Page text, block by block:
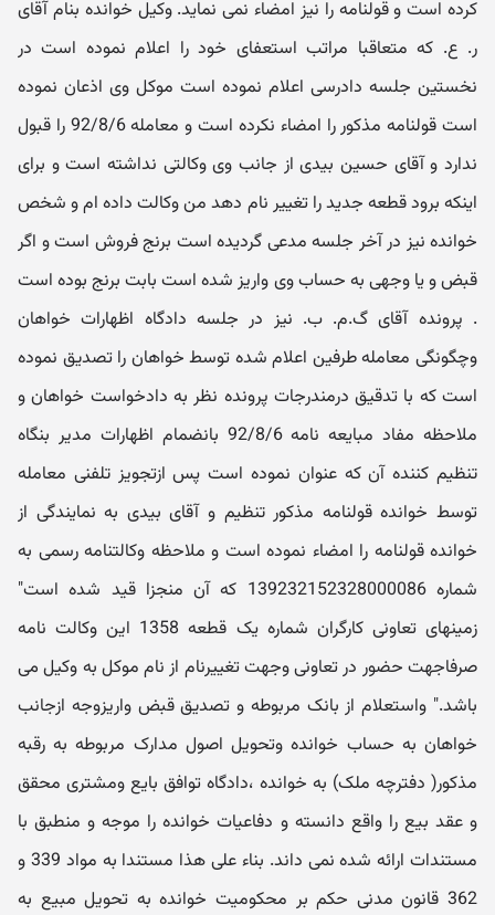
کرده است و قولنامه را نیز امضاء نمی نماید. وکیل خوانده بنام آقای
ر. ع. که متعاقبا مراتب استعفای خود را اعلام نموده است در
نخستین جلسه دادرسی اعلام نموده است موکل وی اذعان نموده
است قولنامه مذکور را امضاء نکرده است و معامله 92/8/6 را قبول
ندارد و آقای حسین بیدی از جانب وی وکالتی نداشته است و برای
اینکه برود قطعه جدید را تغییر نام دهد من وکالت داده ام و شخص
خوانده نیز در آخر جلسه مدعی گردیده است برنج فروش است و اگر
قبض و یا وجهی به حساب وی واریز شده است بابت برنج بوده است
. پرونده آقای گ.م. ب. نیز در جلسه دادگاه اظهارات خواهان
وچگونگی معامله طرفین اعلام شده توسط خواهان را تصدیق نموده
است که با تدقیق درمندرجات پرونده نظر به دادخواست خواهان و
ملاحظه مفاد مبایعه نامه 92/8/6 بانضمام اظهارات مدیر بنگاه
تنظیم کننده آن که عنوان نموده است پس ازتجویز تلفنی معامله
توسط خوانده قولنامه مذکور تنظیم و آقای بیدی به نمایندگی از
خوانده قولنامه را امضاء نموده است و ملاحظه وکالتنامه رسمی به
شماره 139232152328000086 که آن منجزا قید شده است"
زمینهای تعاونی کارگران شماره یک قطعه 1358 این وکالت نامه
صرفاجهت حضور در تعاونی وجهت تغییرنام از نام موکل به وکیل می
باشد." واستعلام از بانک مربوطه و تصدیق قبض واریزوجه ازجانب
خواهان به حساب خوانده وتحویل اصول مدارک مربوطه به رقبه
مذکور( دفترچه ملک) به خوانده ،دادگاه توافق بایع ومشتری محقق
و عقد بیع را واقع دانسته و دفاعیات خوانده را موجه و منطبق با
مستندات ارائه شده نمی داند. بناء علی هذا مستندا به مواد 339 و
362 قانون مدنی حکم بر محکومیت خوانده به تحویل مبیع به